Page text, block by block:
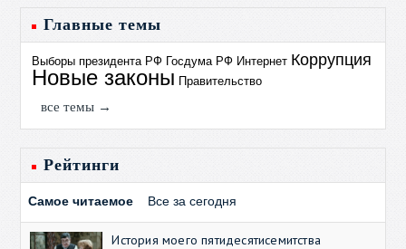
Главные темы
Выборы президента РФ Госдума РФ Интернет Коррупция
Новые законы Правительство
все темы →
Рейтинги
Самое читаемое Все за сегодня
История моего пятидесятисемитства